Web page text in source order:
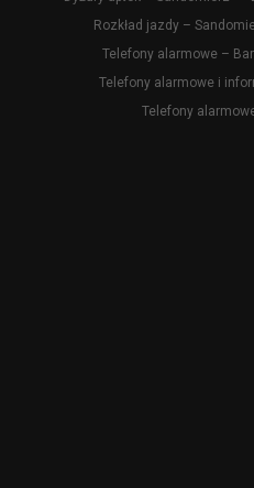
Rozkład jazdy –
Telefony alarmowe –
Telefony alarmowe i
Telefony